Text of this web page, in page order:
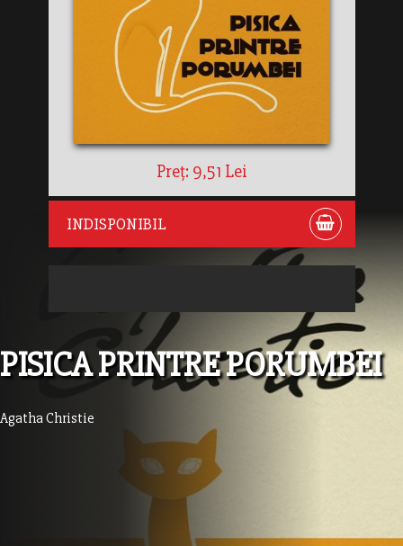
Preț: 9,51 Lei
INDISPONIBIL
PISICA PRINTRE PORUMBEI
Agatha Christie